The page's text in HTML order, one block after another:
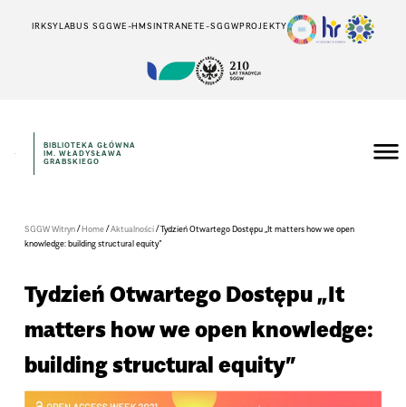
IRKSYLABUS SGGWE-HMSINTRANETE-SGGWPROJEKTY
BIBLIOTEKA GŁÓWNA
IM. WŁADYSŁAWA
GRABSKIEGO
SGGW Witryn/Home/Aktualności/Tydzień Otwartego Dostępu „It matters how we open
knowledge: building structural equity”
Tydzień Otwartego Dostępu „It
matters how we open knowledge:
building structural equity”